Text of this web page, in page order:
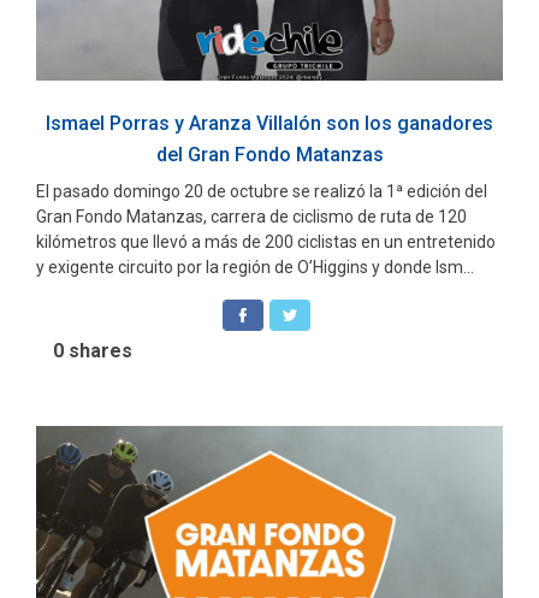
Ismael Porras y Aranza Villalón son los ganadores
del Gran Fondo Matanzas
El pasado domingo 20 de octubre se realizó la 1ª edición del
Gran Fondo Matanzas, carrera de ciclismo de ruta de 120
kilómetros que llevó a más de 200 ciclistas en un entretenido
y exigente circuito por la región de O’Higgins y donde Ism...
0 shares